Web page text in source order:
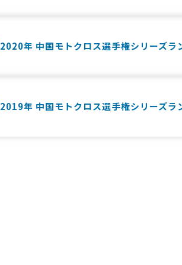
2020年 中国モトクロス選手権シリーズラ
2019年 中国モトクロス選手権シリーズラ